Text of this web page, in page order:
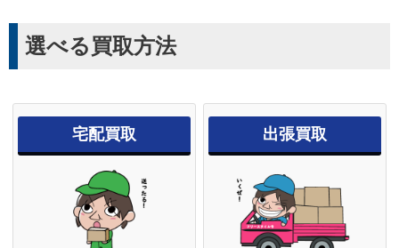
選べる買取方法
宅配買取 出張買取